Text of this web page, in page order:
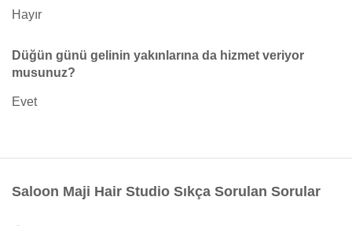
Hayır
Düğün günü gelinin yakınlarına da hizmet veriyor
musunuz?
Evet
Saloon Maji Hair Studio Sıkça Sorulan Sorular